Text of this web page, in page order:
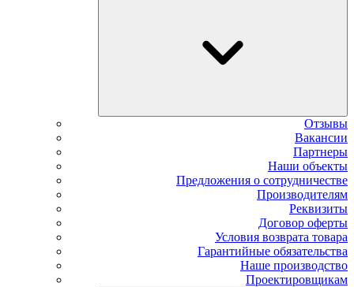
Отзывы
Вакансии
Партнеры
Наши объекты
Предложения о сотрудничестве
Производителям
Реквизиты
Договор оферты
Условия возврата товара
Гарантийные обязательства
Наше производство
Проектировщикам